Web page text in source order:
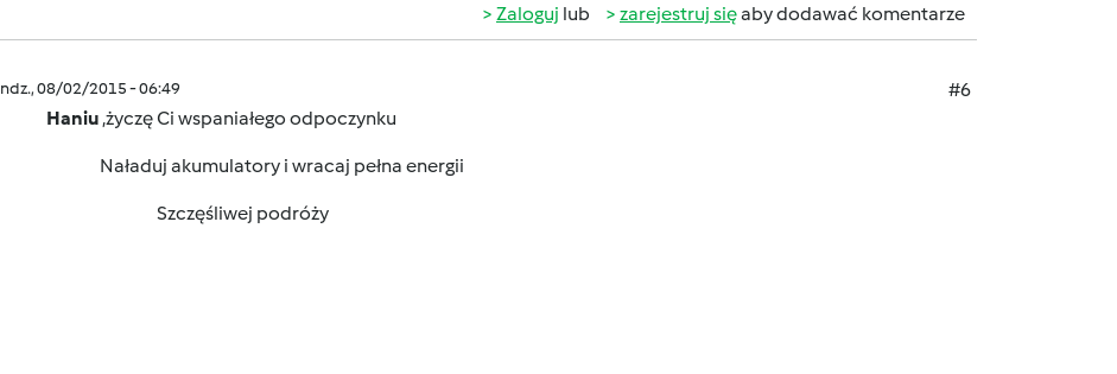
Zaloguj lub zarejestruj sięaby dodawać komentarze
ndz., 08/02/2015 - 06:49
#6
Haniu ,życzę Ci wspaniałego odpoczynku
Naładuj akumulatory i wracaj pełna energii
Szczęśliwej podróży